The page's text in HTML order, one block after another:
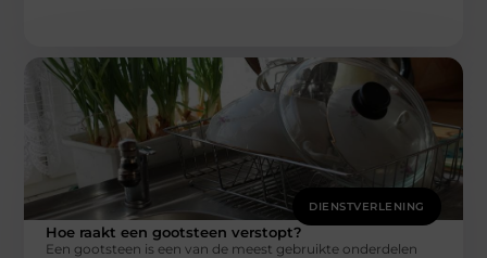
DIENSTVERLENING
Hoe raakt een gootsteen verstopt?
Een gootsteen is een van de meest gebruikte onderdelen